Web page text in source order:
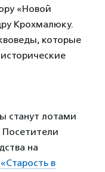
«Новой
Крохмалюку.
которые
станут лотами
Посетители
на
«Старость в